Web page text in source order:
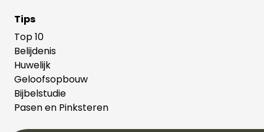
Tips
Top 10
Belijdenis
Huwelijk
Geloofsopbouw
Bijbelstudie
Pasen en Pinksteren